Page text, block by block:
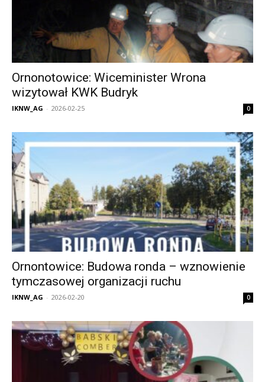
Ornonotowice: Wiceminister Wrona
wizytował KWK Budryk
IKNW_AG - 2026-02-25 0
Ornontowice: Budowa ronda – wznowienie
tymczasowej organizacji ruchu
IKNW_AG - 2026-02-20 0